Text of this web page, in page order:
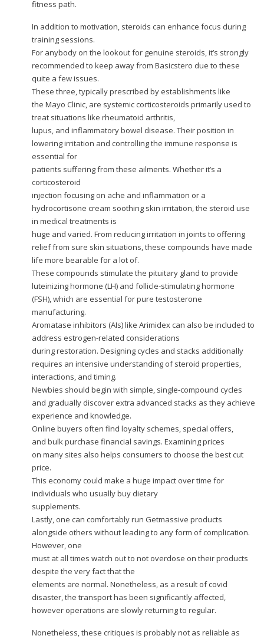
fitness path.
In addition to motivation, steroids can enhance focus during
training sessions.
For anybody on the lookout for genuine steroids, it’s strongly
recommended to keep away from Basicstero due to these
quite a few issues.
These three, typically prescribed by establishments like
the Mayo Clinic, are systemic corticosteroids primarily used to
treat situations like rheumatoid arthritis,
lupus, and inflammatory bowel disease. Their position in
lowering irritation and controlling the immune response is
essential for
patients suffering from these ailments. Whether it’s a
corticosteroid
injection focusing on ache and inflammation or a
hydrocortisone cream soothing skin irritation, the steroid use
in medical treatments is
huge and varied. From reducing irritation in joints to offering
relief from sure skin situations, these compounds have made
life more bearable for a lot of.
These compounds stimulate the pituitary gland to provide
luteinizing hormone (LH) and follicle-stimulating hormone
(FSH), which are essential for pure testosterone
manufacturing.
Aromatase inhibitors (AIs) like Arimidex can also be included to
address estrogen-related considerations
during restoration. Designing cycles and stacks additionally
requires an intensive understanding of steroid properties,
interactions, and timing.
Newbies should begin with simple, single-compound cycles
and gradually discover extra advanced stacks as they achieve
experience and knowledge.
Online buyers often find loyalty schemes, special offers,
and bulk purchase financial savings. Examining prices
on many sites also helps consumers to choose the best cut
price.
This economy could make a huge impact over time for
individuals who usually buy dietary
supplements.
Lastly, one can comfortably run Getmassive products
alongside others without leading to any form of complication.
However, one
must at all times watch out to not overdose on their products
despite the very fact that the
elements are normal. Nonetheless, as a result of covid
disaster, the transport has been significantly affected,
however operations are slowly returning to regular.
Nonetheless, these critiques is probably not as reliable as